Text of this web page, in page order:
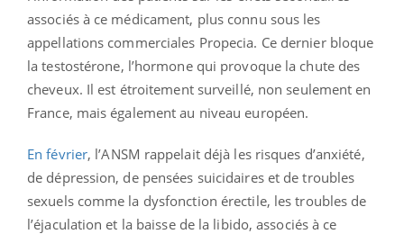
associés à ce médicament, plus connu sous les
appellations commerciales Propecia. Ce dernier bloque
la testostérone, l’hormone qui provoque la chute des
cheveux. Il est étroitement surveillé, non seulement en
France, mais également au niveau européen.
En février, l’ANSM rappelait déjà les risques d’anxiété,
de dépression, de pensées suicidaires et de troubles
sexuels comme la dysfonction érectile, les troubles de
l’éjaculation et la baisse de la libido, associés à ce